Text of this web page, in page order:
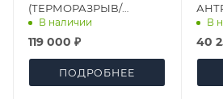
(ТЕРМОРАЗРЫВ/
ДВУХСТВОРЧАТАЯ)
В наличии
119 000 ₽
ПОДРОБНЕЕ
В
40